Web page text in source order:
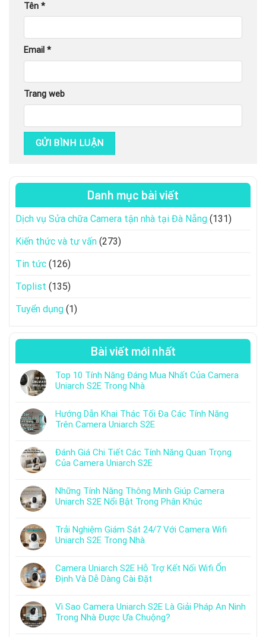
Tên *
Email *
Trang web
Danh mục bài viết
Dịch vụ Sửa chữa Camera tận nhà tại Đà Nẵng (131)
Kiến thức và tư vấn (273)
Tin tức (126)
Toplist (135)
Tuyển dụng (1)
Bài viết mới nhất
Top 10 Tính Năng Đáng Mua Nhất Của Camera
Uniarch S2E Trong Nhà
Hướng Dẫn Khai Thác Tối Đa Các Tính Năng
Trên Camera Uniarch S2E
Đánh Giá Chi Tiết Các Tính Năng Quan Trọng
Của Camera Uniarch S2E
Những Tính Năng Thông Minh Giúp Camera
Uniarch S2E Nổi Bật Trong Phân Khúc
Trải Nghiệm Giám Sát 24/7 Với Camera Wifi
Uniarch S2E Trong Nhà
Camera Uniarch S2E Hỗ Trợ Kết Nối Wifi Ổn
Định Và Dễ Dàng Cài Đặt
Vì Sao Camera Uniarch S2E Là Giải Pháp An Ninh
Trong Nhà Được Ưa Chuộng?